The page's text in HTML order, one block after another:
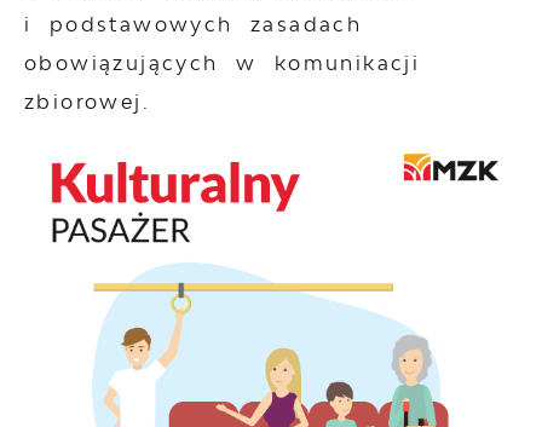
i podstawowych zasadach
obowiązujących w komunikacji
zbiorowej.